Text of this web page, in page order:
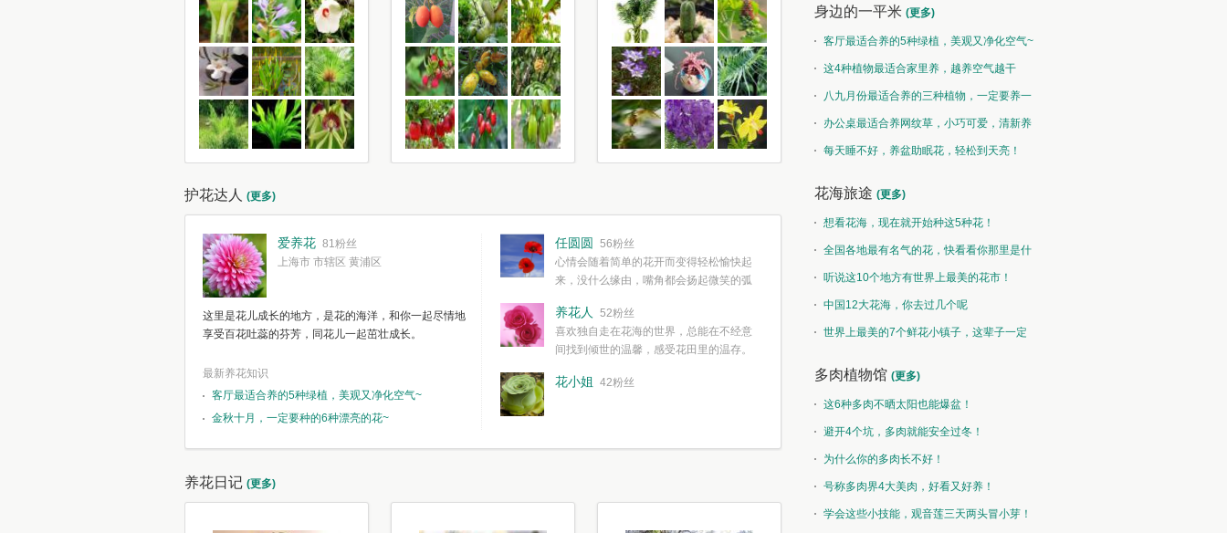
护花达人 (更多)
爱养花 81粉丝
上海市 市辖区 黄浦区
这里是花儿成长的地方，是花的海洋，和你一起尽情地
享受百花吐蕊的芬芳，同花儿一起茁壮成长。
最新养花知识
客厅最适合养的5种绿植，美观又净化空气~
金秋十月，一定要种的6种漂亮的花~
任圆圆
56粉丝
心情会随着简单的花开而变得轻松愉快起
来，没什么缘由，嘴角都会扬起微笑的弧
简单愉快的心情，这些都不需要想得太多，其实都是
我们自己复杂了生活和心境。
养花人
52粉丝
喜欢独自走在花海的世界，总能在不经意
间找到倾世的温馨，感受花田里的温存。
花小姐 42粉丝
养花日记 (更多)
身边的一平米 (更多)
客厅最适合养的5种绿植，美观又净化空气~
这4种植物最适合家里养，越养空气越干
净！八九月份最适合养的三种植物，一定要养一
盆呀~
办公桌最适合养网纹草，小巧可爱，清新养
眼！每天睡不好，养盆助眠花，轻松到天亮！
花海旅途 (更多)
想看花海，现在就开始种这5种花！
全国各地最有名气的花，快看看你那里是什
么花儿！
听说这10个地方有世界上最美的花市！
中国12大花海，你去过几个呢
世界上最美的7个鲜花小镇子，这辈子一定
多肉植物馆 (更多)
这6种多肉不晒太阳也能爆盆！
避开4个坑，多肉就能安全过冬！
为什么你的多肉长不好！
号称多肉界4大美肉，好看又好养！
学会这些小技能，观音莲三天两头冒小芽！